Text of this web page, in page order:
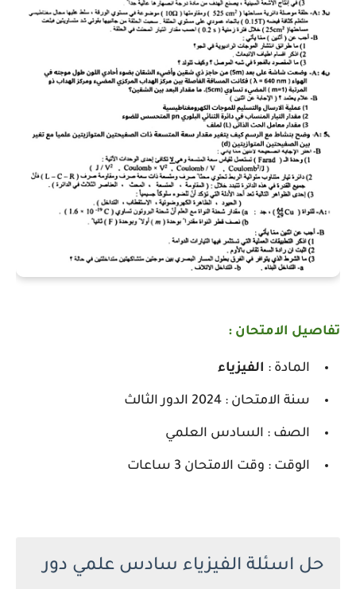
تفاصيل الامتحان :
المادة : الفيزياء
سنة الامتحان : 2024 الدور الثالث
الصف : السادس العلمي
الوقت : وقت الامتحان 3 ساعات
حل اسئلة الفيزياء سادس علمي دور